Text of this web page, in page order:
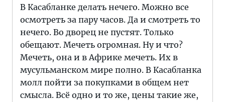
В Касабланке делать нечего. Можно все
осмотреть за пару часов. Да и смотреть то
нечего. Во дворец не пустят. Только
обещают. Мечеть огромная. Ну и что?
Мечеть, она и в Африке мечеть. Их в
мусульманском мире полно. В Касабланка
молл пойти за покупками в общем нет
смысла. Всё одно и то же, цены такие же,